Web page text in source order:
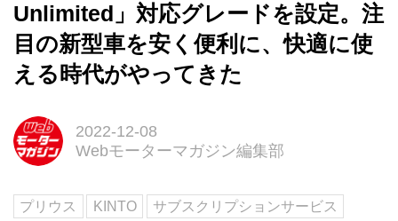
Unlimited」対応グレードを設定。注
目の新型車を安く便利に、快適に使
える時代がやってきた
2022-12-08
Webモーターマガジン編集部
プリウス KINTO
サブスクリプションサービス